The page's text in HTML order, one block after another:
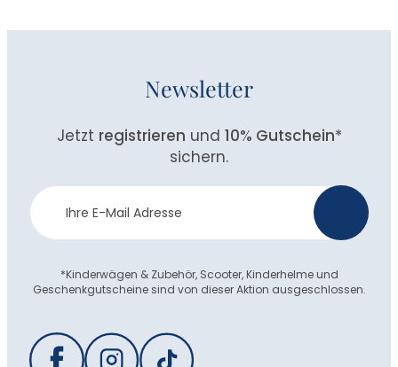
Newsletter
Jetzt registrieren und 10% Gutschein*
sichern.
Newsletter
Anmeldung
*Kinderwägen & Zubehör, Scooter, Kinderhelme und
Geschenkgutscheine sind von dieser Aktion ausgeschlossen.